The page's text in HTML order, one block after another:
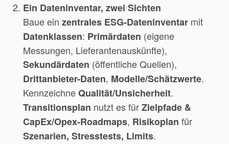
Ein Dateninventar, zwei Sichten
Baue ein zentrales ESG-Dateninventar mit
Datenklassen: Primärdaten (eigene
Messungen, Lieferantenauskünfte),
Sekundärdaten (öffentliche Quellen),
Drittanbieter-Daten, Modelle/Schätzwerte.
KennzeichneQualität/Unsicherheit.
Transitionsplan nutzt es fürZielpfade &
CapEx/Opex-Roadmaps, Risikoplan für
Szenarien, Stresstests, Limits.